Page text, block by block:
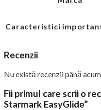
Caracteristici
Recenzii
Nu există recenzii până
Fii primul care scrii o
Starmark EasyGlide”